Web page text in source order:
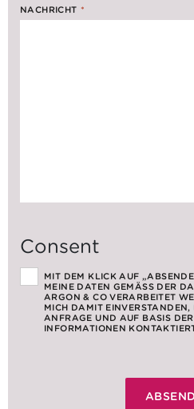
NACHRICHT *
Consent
MIT DEM KLICK AUF
MEINE DATEN GEMÄSS DER
RGON & CO VERARBEITET
ICH DAMIT EINVERSTANDEN,
NFRAGE UND AUF BASIS DER
NFORMATIONEN